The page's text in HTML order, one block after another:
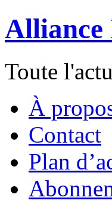
Toute
À
Contact
Plan